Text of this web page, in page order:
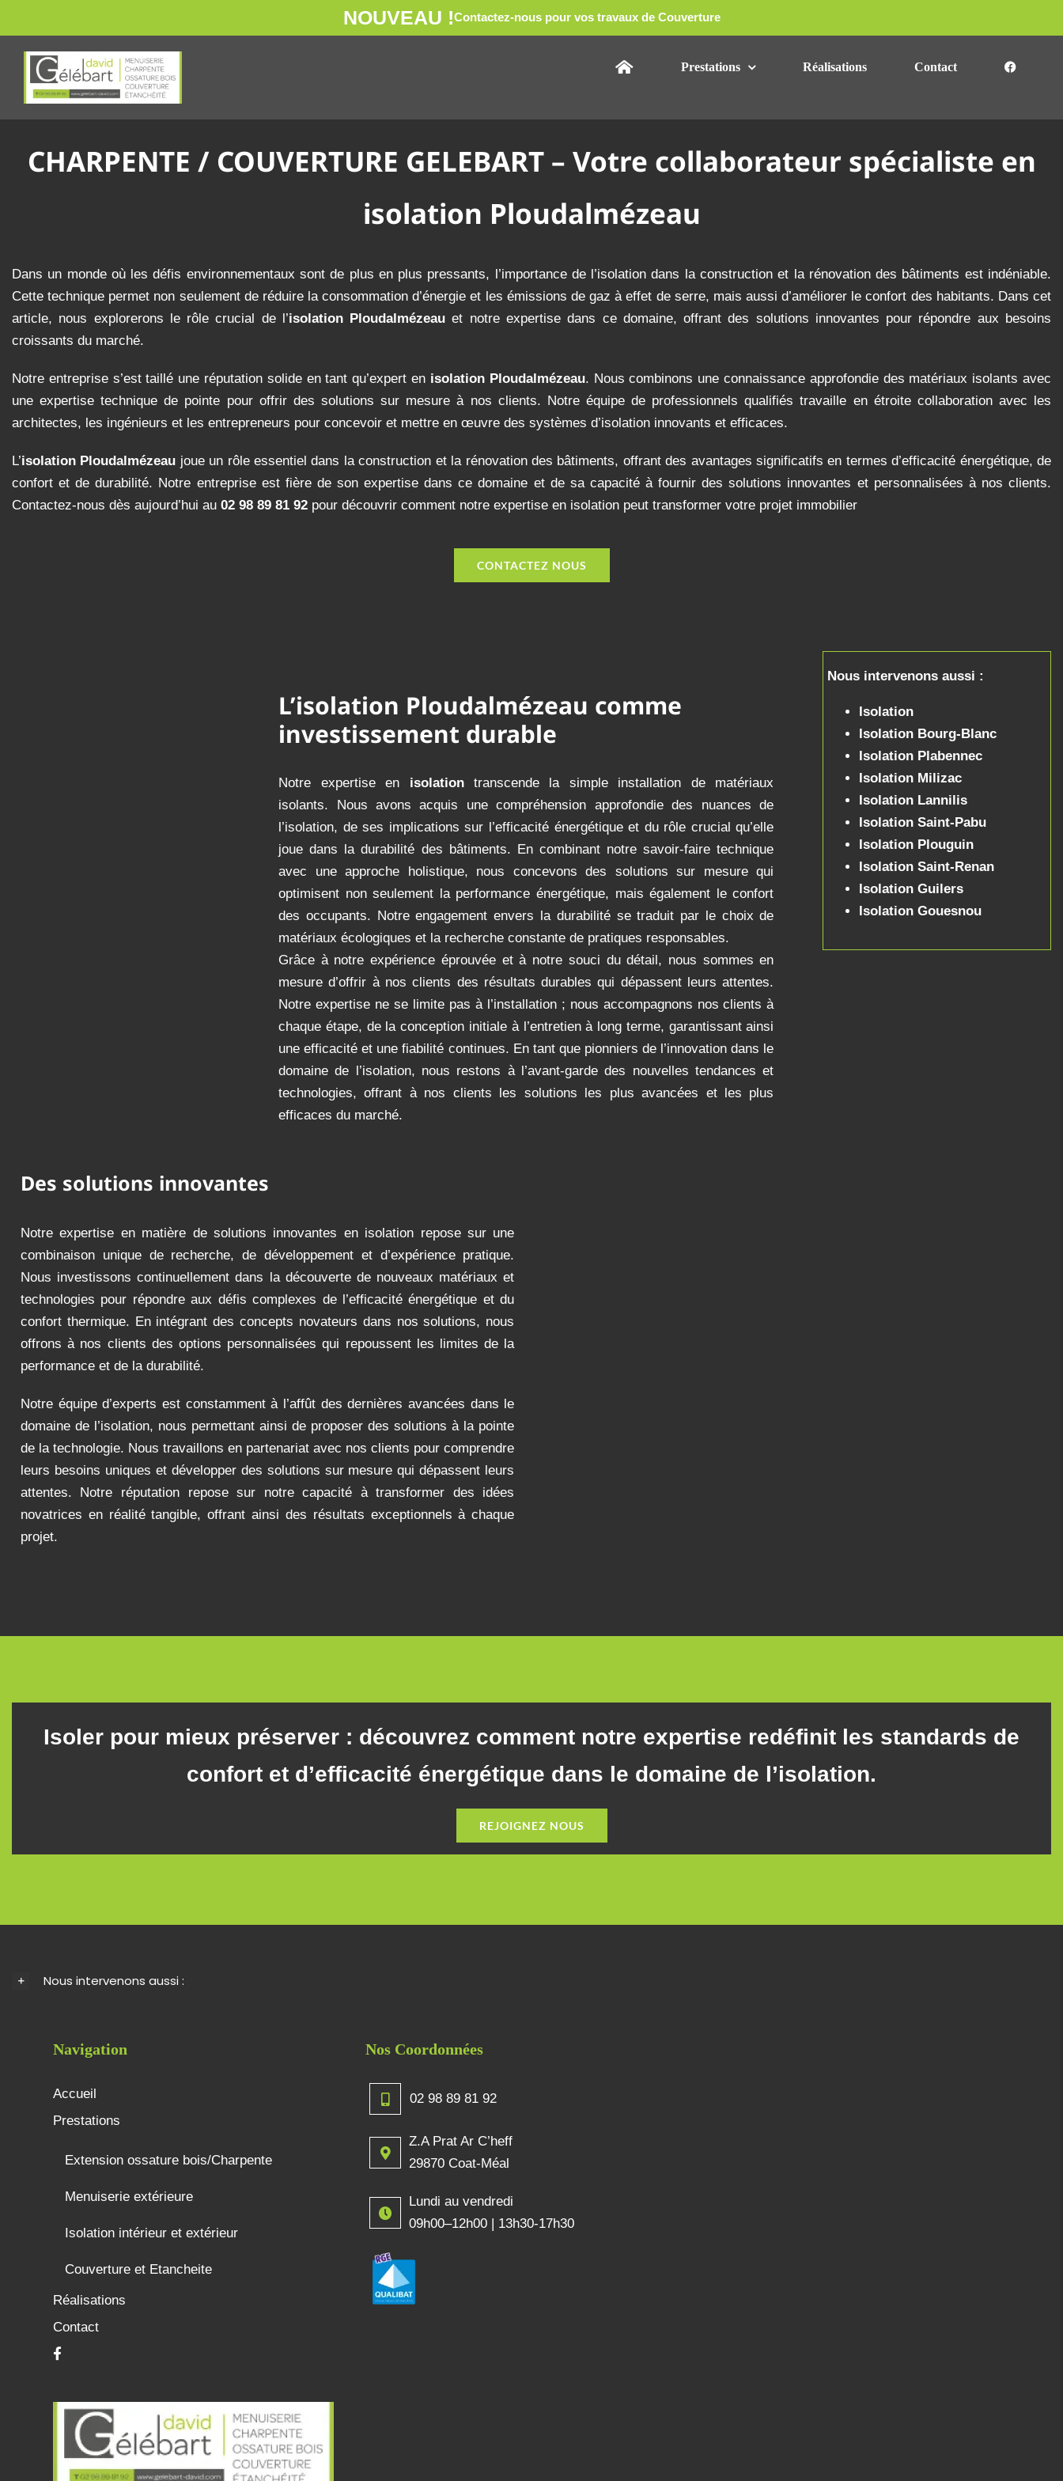
au
contenu
NOUVEAU !Contactez-nous pour vos travaux de Couverture
Prestations Réalisations Contact
CHARPENTE / COUVERTURE GELEBART – Votre collaborateur spécialiste en
isolation Ploudalmézeau
Dans un monde où les défis environnementaux sont de plus en plus pressants, l’importance de l’isolation dans la construction et la rénovation des bâtiments est indéniable.
Cette technique permet non seulement de réduire la consommation d’énergie et les émissions de gaz à effet de serre, mais aussi d’améliorer le confort des habitants. Dans cet
article, nous explorerons le rôle crucial de l’isolationPloudalmézeau et notre expertise dans ce domaine, offrant des solutions innovantes pour répondre aux besoins
croissants du marché.
Notre entreprise s’est taillé une réputation solide en tant qu’expert en isolation Ploudalmézeau. Nous combinons une connaissance approfondie des matériaux isolants avec
une expertise technique de pointe pour offrir des solutions sur mesure à nos clients. Notre équipe de professionnels qualifiés travaille en étroite collaboration avec les
architectes, les ingénieurs et les entrepreneurs pour concevoir et mettre en œuvre des systèmes d’isolation innovants et efficaces.
L’isolation Ploudalmézeau joue un rôle essentiel dans la construction et la rénovation des bâtiments, offrant des avantages significatifs en termes d’efficacité énergétique, de
confort et de durabilité. Notre entreprise est fière de son expertise dans ce domaine et de sa capacité à fournir des solutions innovantes et personnalisées à nos clients.
Contactez-nous dès aujourd’hui au 02 98 89 81 92pour découvrir comment notre expertise en isolation peut transformer votre projet immobilier
CONTACTEZ NOUS
L’isolation Ploudalmézeau comme
investissement durable
Notre expertise en isolationtranscende la simple installation de matériaux
isolants. Nous avons acquis une compréhension approfondie des nuances de
l’isolation, de ses implications sur l’efficacité énergétique et du rôle crucial qu’elle
joue dans la durabilité des bâtiments. En combinant notre savoir-faire technique
avec une approche holistique, nous concevons des solutions sur mesure qui
optimisent non seulement la performance énergétique, mais également le confort
des occupants. Notre engagement envers la durabilité se traduit par le choix de
matériaux écologiques et la recherche constante de pratiques responsables.
Grâce à notre expérience éprouvée et à notre souci du détail, nous sommes en
mesure d’offrir à nos clients des résultats durables qui dépassent leurs attentes.
Notre expertise ne se limite pas à l’installation ; nous accompagnons nos clients à
chaque étape, de la conception initiale à l’entretien à long terme, garantissant ainsi
une efficacité et une fiabilité continues. En tant que pionniers de l’innovation dans le
domaine de l’isolation, nous restons à l’avant-garde des nouvelles tendances et
technologies, offrant à nos clients les solutions les plus avancées et les plus
efficaces du marché.
Des solutions innovantes
Notre expertise en matière de solutions innovantes en isolation repose sur une
combinaison unique de recherche, de développement et d’expérience pratique.
Nous investissons continuellement dans la découverte de nouveaux matériaux et
technologies pour répondre aux défis complexes de l’efficacité énergétique et du
confort thermique. En intégrant des concepts novateurs dans nos solutions, nous
offrons à nos clients des options personnalisées qui repoussent les limites de la
performance et de la durabilité.
Notre équipe d’experts est constamment à l’affût des dernières avancées dans le
domaine de l’isolation, nous permettant ainsi de proposer des solutions à la pointe
de la technologie. Nous travaillons en partenariat avec nos clients pour comprendre
leurs besoins uniques et développer des solutions sur mesure qui dépassent leurs
attentes. Notre réputation repose sur notre capacité à transformer des idées
novatrices en réalité tangible, offrant ainsi des résultats exceptionnels à chaque
projet.
Nous intervenons aussi :
Isolation
Isolation Bourg-Blanc
Isolation Plabennec
Isolation Milizac
Isolation Lannilis
Isolation Saint-Pabu
Isolation Plouguin
Isolation Saint-Renan
Isolation Guilers
Isolation Gouesnou
Isoler pour mieux préserver : découvrez comment notre expertise redéfinit les standards de
confort et d’efficacité énergétique dans le domaine de l’isolation.
REJOIGNEZ NOUS
Nous intervenons aussi :
Navigation
Accueil
Prestations
Extension ossature bois/Charpente
Menuiserie extérieure
Isolation intérieur et extérieur
Couverture et Etancheite
Réalisations
Contact
Nos Coordonnées
02 98 89 81 92
Z.A Prat Ar C’heff
29870 Coat-Méal
Lundi au vendredi
09h00–12h00 | 13h30-17h30